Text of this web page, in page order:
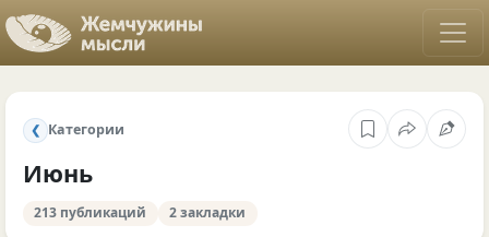
❮ Категории
Июнь
213 публикаций 2 закладки